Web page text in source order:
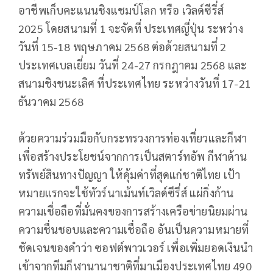
อาชีพเก็บคะแนนชิงแชมป์โลก หรือ เวิลด์ซีรี่ส์
2025 โดยสนามที่ 1 จะจัดที่ ประเทศญี่ปุ่น ระหว่าง
วันที่ 15-18 พฤษภาคม 2568 ต่อด้วยสนามที่ 2
ประเทศเบลเยี่ยม วันที่ 24-27 กรกฎาคม 2568 และ
สนามชิงชนะเลิศ ที่ประเทศไทย ระหว่างวันที่ 17-21
ธันวาคม 2568
ด้วยความร่วมมือกับกระทรวงการท่องเที่ยวและกีฬา
เพื่อสร้างประโยชน์จากการเป็นสตาร์ทอัพ กีฬาด้าน
ทรัพย์สินทางปัญญา ให้คุ้มค่าที่สุดแก่ชาติไทย เป้า
หมายแรกจะใช้ทัวร์นาเม้นท์เวิลด์ซีรี่ส์ แผ่กิ่งก้าน
ความเชื่อถือที่มั่นคงของการสร้างเครือข่ายนิยมผ่าน
ความชื่นชอบและความเชื่อถือ อันเป็นความหมายที่
ชัดเจนของคำว่า ซอฟต์พาวเวอร์ เพื่อเพิ่มยอดเงินนำ
เข้าจากทีมกีฬานานาชาติที่มาเมืองประเทศไทย 490